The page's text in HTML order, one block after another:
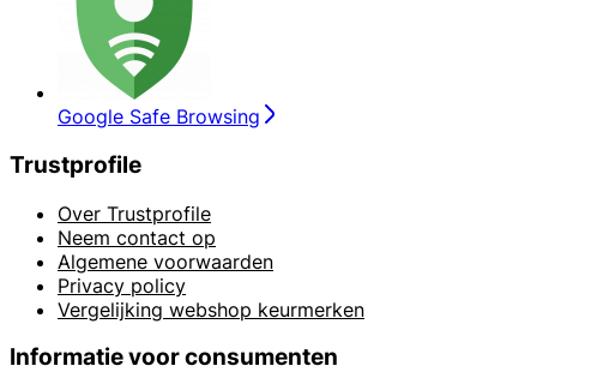
Google Safe Browsing
Trustprofile
Over Trustprofile
Neem contact op
Algemene voorwaarden
Privacy policy
Vergelijking webshop keurmerken
Informatie voor consumenten